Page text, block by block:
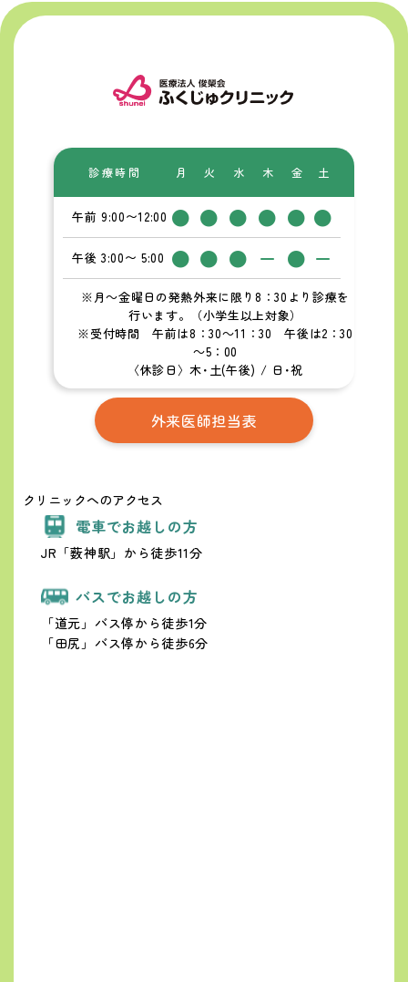
診療時間 月 火 水 木 金 土
午前 9:00〜12:00 ● ● ● ● ● ●
午後 3:00〜 5:00 ● ● ● ー ● ー
※月～金曜日の発熱外来に限り8：30より診療を
行います。（小学生以上対象）
※受付時間 午前は8：30～11：30 午後は2：30
～5：00
〈休診日〉木･土(午後) / 日･祝
外来医師担当表
クリニックへのアクセス
電車でお越しの方
JR「薮神駅」から徒歩11分
バスでお越しの方
「道元」バス停から徒歩1分
「田尻」バス停から徒歩6分